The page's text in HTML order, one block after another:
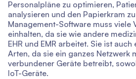
Personalpläne zu optimieren,
analysieren und den Papierkram
Management-Software muss viele
einhalten, da sie wie andere
EHR und EMR arbeitet. Sie ist
Arten, da sie ein ganzes Netzwerk
verbundener Geräte betreibt,
IoT-Geräte.